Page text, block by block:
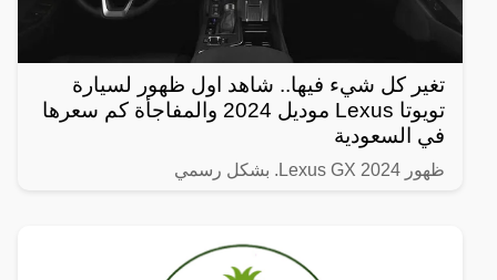
تغير كل شيء فيها.. شاهد اول ظهور لسيارة
تويوتا Lexus موديل 2024 والمفاجأة كم سعرها
في السعودية
ظهور Lexus GX 2024. بشكل رسمي